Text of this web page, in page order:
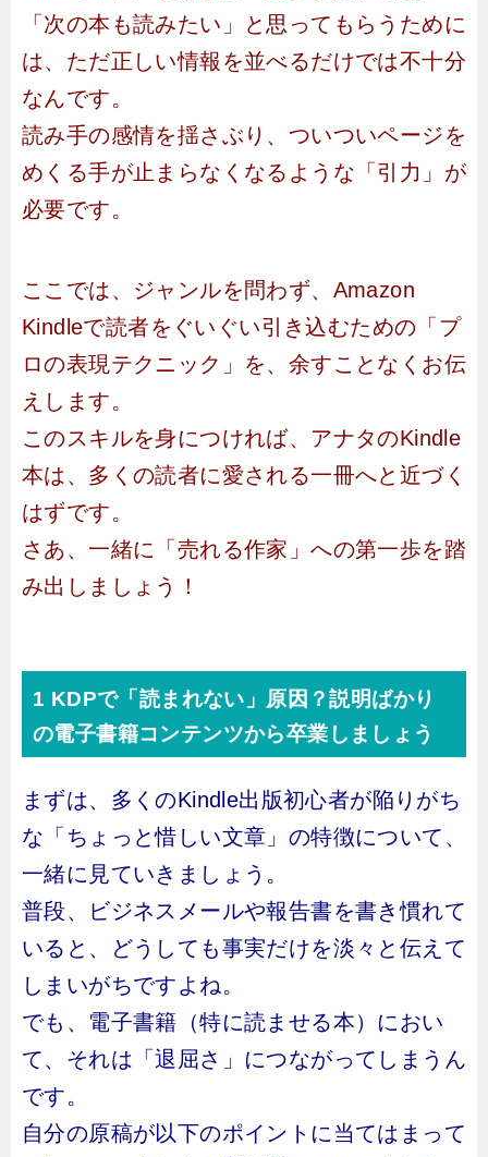
「次の本も読みたい」と思ってもらうために
は、ただ正しい情報を並べるだけでは不十分
なんです。
読み手の感情を揺さぶり、ついついページを
めくる手が止まらなくなるような「引力」が
必要です。
ここでは、ジャンルを問わず、Amazon
Kindleで読者をぐいぐい引き込むための「プ
ロの表現テクニック」を、余すことなくお伝
えします。
このスキルを身につければ、アナタのKindle
本は、多くの読者に愛される一冊へと近づく
はずです。
さあ、一緒に「売れる作家」への第一歩を踏
み出しましょう！
1 KDPで「読まれない」原因？説明ばかり
の電子書籍コンテンツから卒業しましょう
まずは、多くのKindle出版初心者が陥りがち
な「ちょっと惜しい文章」の特徴について、
一緒に見ていきましょう。
普段、ビジネスメールや報告書を書き慣れて
いると、どうしても事実だけを淡々と伝えて
しまいがちですよね。
でも、電子書籍（特に読ませる本）におい
て、それは「退屈さ」につながってしまうん
です。
自分の原稿が以下のポイントに当てはまって